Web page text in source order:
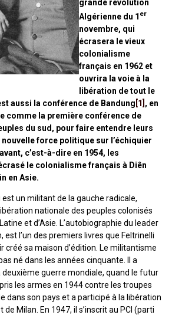
grande révolution
Algérienne du 1 er
novembre, qui
écrasera le vieux
colonialisme
français en 1962 et
ouvrira la voie à la
libération de tout le
aussi la conférence de Bandung [1] , en
comme la première conférence de
du sud, pour faire entendre leurs
force politique sur l’échiquier
c’est-à-dire en 1954, les
le colonialisme français à Diên
en Asie.
un militant de la gauche radicale,
nationale des peuples colonisés
et d’Asie. L’autobiographie du leader
l’un des premiers livres que Feltrinelli
créé sa maison d’édition. Le militantisme
né dans les années cinquante. Il a
guerre mondiale, quand le futur
les armes en 1944 contre les troupes
dans son pays et a participé à la libération
Milan. En 1947, il s’inscrit au PCI (parti